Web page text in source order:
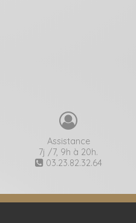
Assistance
7j /7, 9h à 20h.
03.23.82.32.64